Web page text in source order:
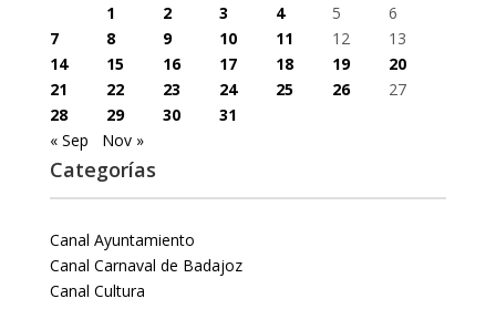
1
2 3 4 5
6
7
8 9 10 11 12
13
14
15 16 17 18 19
20
21
22 23 24 25 26
27
28
29 30
31
« Sep
Nov »
Categorías
Canal Ayuntamiento
Canal Carnaval de Badajoz
Canal Cultura